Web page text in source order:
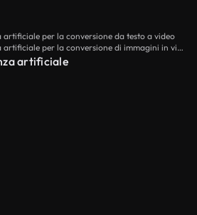
artificiale per la conversione da testo a video
Flussi di lavoro di intelligenza artificiale per la conversione di immagini in video
artificiale